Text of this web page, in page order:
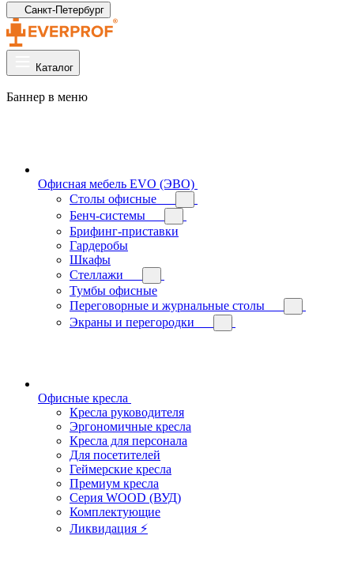
Санкт-Петербург
Каталог
Баннер в меню
Офисная мебель EVO (ЭВО)
Cтолы офисные
Бенч-системы
Брифинг-приставки
Гардеробы
Шкафы
Стеллажи
Тумбы офисные
Переговорные и журнальные столы
Экраны и перегородки
Офисные кресла
Кресла руководителя
Эргономичные кресла
Кресла для персонала
Для посетителей
Геймерские кресла
Премиум кресла
Серия WOOD (ВУД)
Комплектующие
Ликвидация ⚡